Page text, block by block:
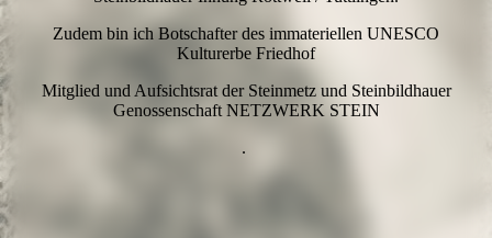
Zudem bin ich Botschafter des immateriellen UNESCO
Kulturerbe Friedhof
Mitglied und Aufsichtsrat der Steinmetz und Steinbildhauer
Genossenschaft NETZWERK STEIN
.